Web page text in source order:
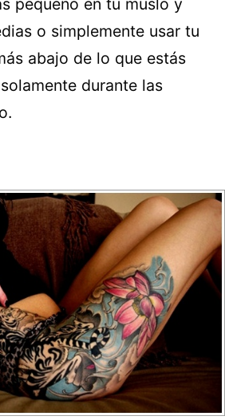
pequeño en tu muslo y
o simplemente usar tu
abajo de lo que estás
durante las